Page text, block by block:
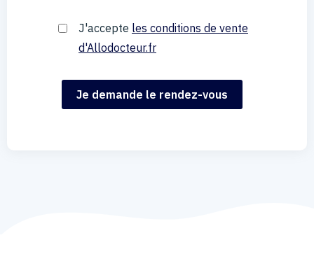
J'accepte les conditions de vente
d'Allodocteur.fr